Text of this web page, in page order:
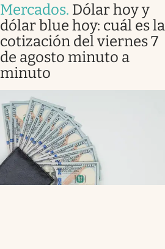
Mercados. Dólar hoy y
dólar blue hoy: cuál es la
cotización del viernes 7
de agosto minuto a
minuto